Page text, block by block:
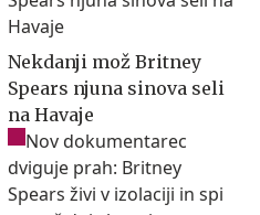
Nekdanji mož Britney
Spears njuna sinova seli
na Havaje